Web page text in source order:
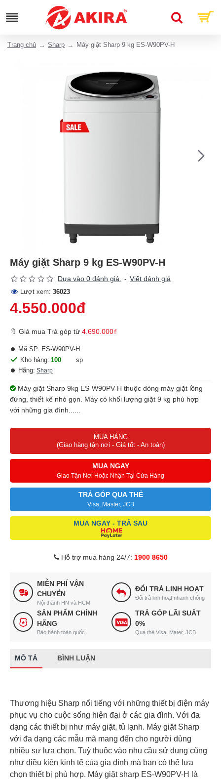
Trang chủ Sharp Máy giặt Sharp 9 kg ES-W90PV-H
Máy giặt Sharp 9 kg ES-W90PV-H
Dựa vào 0 đánh giá. - Viết đánh giá
Lượt xem: 36023
4.550.000đ
🔖 Giá mua Trả góp từ 4.690.000₫
Kho hàng: 100
sp
Hãng: Sharp
Mã SP: ES-W90PV-H
Máy giặt Sharp 9kg ES-W90PV-H thuộc dòng máy giặt lồng
đứng, thiết kế nhỏ gọn. Máy có khối lượng giặt 9 kg phù hợp
với những gia đình......
MUA HÀNG
(Giao hàng tận nơi - Giá tốt - An toàn)
MUA NGAY
Giao Tận Nơi Hoặc Nhận Tại Cửa Hàng
TRẢ GÓP QUA THẺ
Visa, Master, JCB
MUA NGAY - TRẢ SAU
Hỗ trợ mua hàng 24/7: 1900 8650
MIỄN PHÍ VẬN
CHUYỂN
Nội thành HN và HCM
ĐỔI TRẢ LINH HOẠT
Đổi trả linh hoạt nhanh chóng
SẢN PHẨM CHÍNH
HÃNG
Bảo hành toàn quốc
TRẢ GÓP LÃI SUẤT
0%
Qua thẻ Visa, Mater, JCB
MÔ TẢ BÌNH LUẬN
Thương hiệu Sharp nổi tiếng với những thiết bị điện máy
phục vụ cho cuộc sống hiện đại ở các gia đình. Với đa
dạng các thiết bị như máy giặt, tủ lạnh. Máy giặt Sharp
với đa dạng các mẫu mã mang đến cho người dùng
nhiều sự lựa chọn. Tuỳ thuộc vào nhu cầu sử dụng cũng
như điều kiện kinh tế của gia đình mà bạn có thể lựa
chọn thiết bị phù hợp. Máy giặt sharp ES-W90PV-H là